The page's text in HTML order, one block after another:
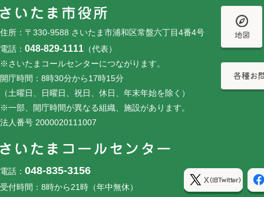
住所：〒330-9588 さいたま市浦和区常盤六丁目4番4号
電話： 048-829-1111 （代表）
※さいたまコールセンターにつながります。
開庁時間：8時30分から17時15分
（土曜日、日曜日、祝日、休日、年末年始を除く）
※一部、開庁時間が異なる組織、施設があります。
法人番号 2000020111007
電話： 048-835-3156
受付時間：8時から21時（年中無休）